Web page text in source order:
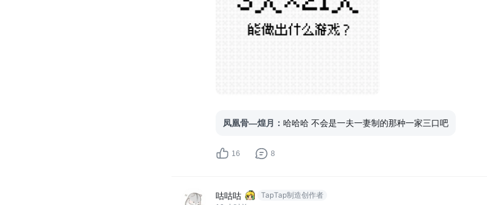
凤凰骨—煌月 ： 哈哈哈 不会是一夫一妻制的那种一家三口吧
16 8
咕咕咕 TapTap制造创作者